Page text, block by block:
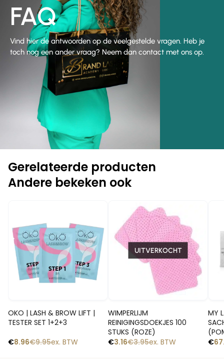
FAQ
Vind hier de antwoorden op de veelgestelde vragen. Heb je
toch nog een ander vraag? Neem dan contact met ons op.
Gerelateerde producten
Andere bekeken ook
OKO | LASH & BROW LIFT |
TESTER SET 1+2+3
€9.95
€8.96 ex. BTW
-20%
UITVERKOCHT
WIMPERLIJM
REINIGINGSDOEKJES 100
STUKS (ROZE)
€3.95
€3.16 ex. BTW
MY
€